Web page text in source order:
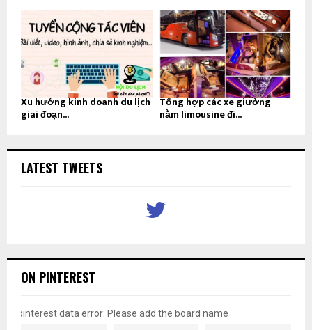
Xu hướng kinh doanh du lịch
giai đoạn...
Tổng hợp các xe giường
nằm limousine đi...
LATEST TWEETS
ON PINTEREST
pinterest data error: Please add the board name